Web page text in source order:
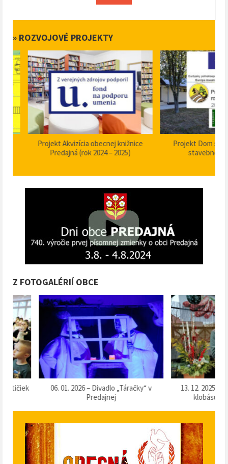
» ROZVOJOVÉ PROJEKTY
Projekt Akvizícia obecnej knižnice
Predajná (rok 2024 – 2025)
Projekt Dom smútku
stavebné úpravy
Z FOTOGALÉRIÍ OBCE
06. 01. 2026 – Divadlo „Táračky“ v
Predajnej
13. 12. 2025 – Súťaž o
klobásu 2025“ v